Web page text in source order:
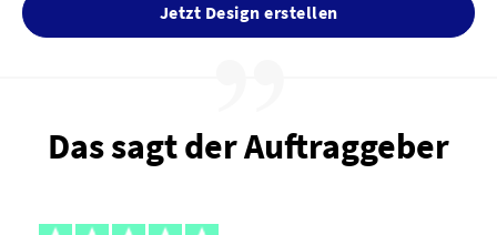
Jetzt Design erstellen
Das sagt der Auftraggeber